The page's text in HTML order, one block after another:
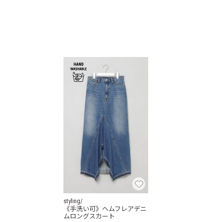
styling/
《手洗い可》ヘムフレアデニ
ムロングスカート